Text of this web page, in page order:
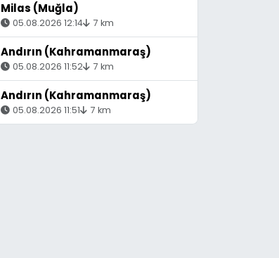
Milas (Muğla)
05.08.2026 12:14 7 km
Andırın (Kahramanmaraş)
05.08.2026 11:52 7 km
Andırın (Kahramanmaraş)
05.08.2026 11:51 7 km